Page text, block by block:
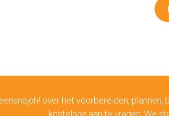
over het voorbereiden,
kosteloos aan te vragen. We